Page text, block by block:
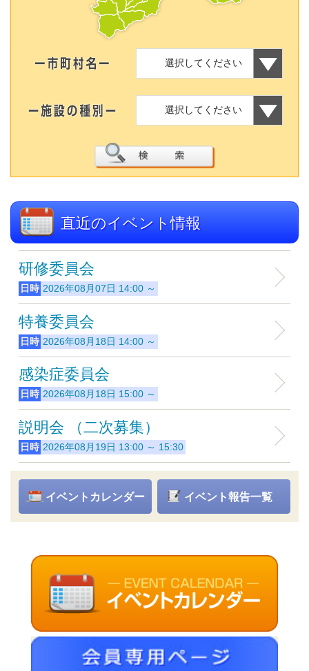
選択してください
選択してください
直近のイベント情報
研修委員会
日時 2026年08月07日 14:00 ～
特養委員会
日時 2026年08月18日 14:00 ～
感染症委員会
日時 2026年08月18日 15:00 ～
説明会 （二次募集）
日時 2026年08月19日 13:00 ～ 15:30
イベントカレンダー イベント報告一覧